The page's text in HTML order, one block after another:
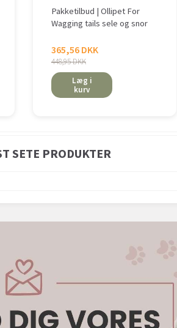
Pakketilbud | Ollipet For
Wagging tails sele og snor
365,56 DKK
448,95 DKK
Læg i
kurv
SETE PRODUKTER